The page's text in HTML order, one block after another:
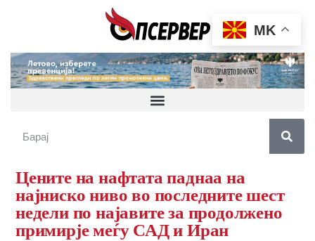
Цените на нафтата паднаа на
најниско ниво во последните шест
недели по најавите за продолжено
примирје меѓу САД и Иран
MK